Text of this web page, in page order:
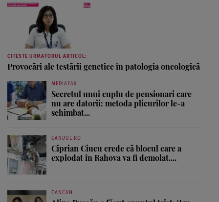
CITESTE URMATORUL ARTICOL:
Provocări ale testării genetice în patologia oncologică
MEDIAFAX
Secretul unui cuplu de pensionari care
nu are datorii: metoda plicurilor le-a
schimbat...
GANDUL.RO
Ciprian Ciucu crede că blocul care a
explodat în Rahova va fi demolat....
CANCAN